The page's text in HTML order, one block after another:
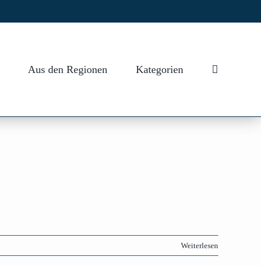
Aus den Regionen Kategorien
Weiterlesen